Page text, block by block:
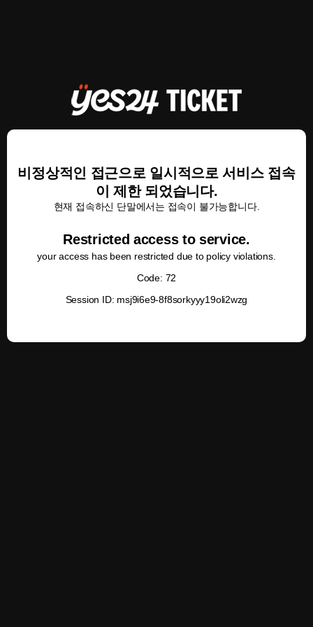
비정상적인 접근으로 일시적으로 서비스 접속
이 제한 되었습니다.
현재 접속하신 단말에서는 접속이 불가능합니다.
Restricted access to service.
your access has been restricted due to policy violations.
Code: 72
Session ID: msj9i6e9-8f8sorkyyy19oli2wzg